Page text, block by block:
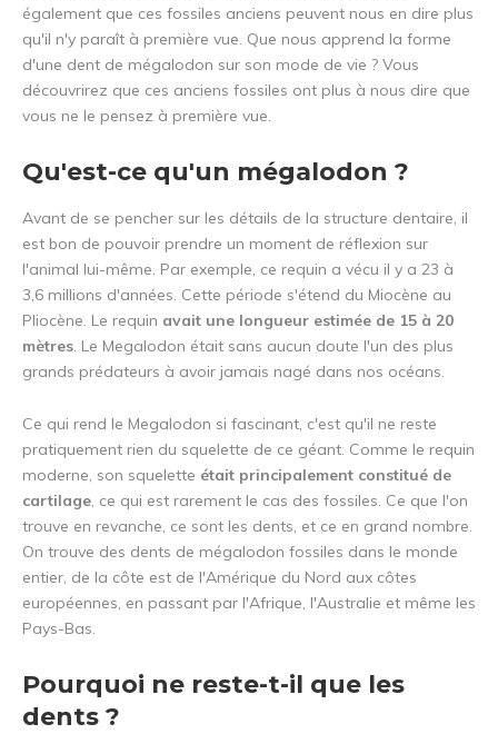
également que ces fossiles anciens peuvent nous en dire plus
qu'il n'y paraît à première vue. Que nous apprend la forme
d'une dent de mégalodon sur son mode de vie ? Vous
découvrirez que ces anciens fossiles ont plus à nous dire que
vous ne le pensez à première vue.
Qu'est-ce qu'un mégalodon ?
Avant de se pencher sur les détails de la structure dentaire, il
est bon de pouvoir prendre un moment de réflexion sur
l'animal lui-même. Par exemple, ce requin a vécu il y a 23 à
3,6 millions d'années. Cette période s'étend du Miocène au
Pliocène. Le requin avait une longueur estimée de 15 à 20
mètres. Le Megalodon était sans aucun doute l'un des plus
grands prédateurs à avoir jamais nagé dans nos océans.
Ce qui rend le Megalodon si fascinant, c'est qu'il ne reste
pratiquement rien du squelette de ce géant. Comme le requin
moderne, son squelette était principalement constitué de
cartilage, ce qui est rarement le cas des fossiles. Ce que l'on
trouve en revanche, ce sont les dents, et ce en grand nombre.
On trouve des dents de mégalodon fossiles dans le monde
entier, de la côte est de l'Amérique du Nord aux côtes
européennes, en passant par l'Afrique, l'Australie et même les
Pays-Bas.
Pourquoi ne reste-t-il que les
dents ?